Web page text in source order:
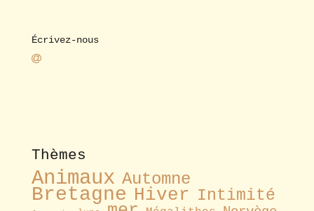
Écrivez-nous
Thèmes
Animaux Automne
Bretagne Hiver Intimité